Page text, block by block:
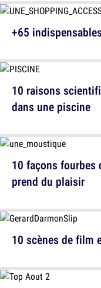
+65
10 façons fourbes
prend du plaisir
10 raisons
dans une piscine
10 scènes de film